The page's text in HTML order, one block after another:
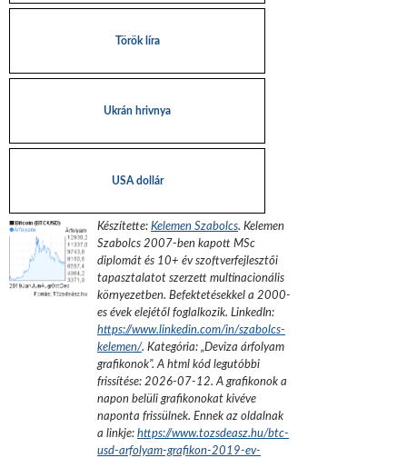
Török líra
Ukrán hrivnya
USA dollár
Készítette: Kelemen Szabolcs. Kelemen
Szabolcs 2007-ben kapott MSc
diplomát és 10+ év szoftverfejlesztői
tapasztalatot szerzett multinacionális
környezetben. Befektetésekkel a 2000-
es évek elejétől foglalkozik. LinkedIn:
https://www.linkedin.com/in/szabolcs-
kelemen/. Kategória: „Deviza árfolyam
grafikonok”.A html kód legutóbbi
frissítése: 2026-07-12. A grafikonok a
napon belüli grafikonokat kivéve
naponta frissülnek. Ennek az oldalnak
a linkje: https://www.tozsdeasz.hu/btc-
usd-arfolyam-grafikon-2019-ev-